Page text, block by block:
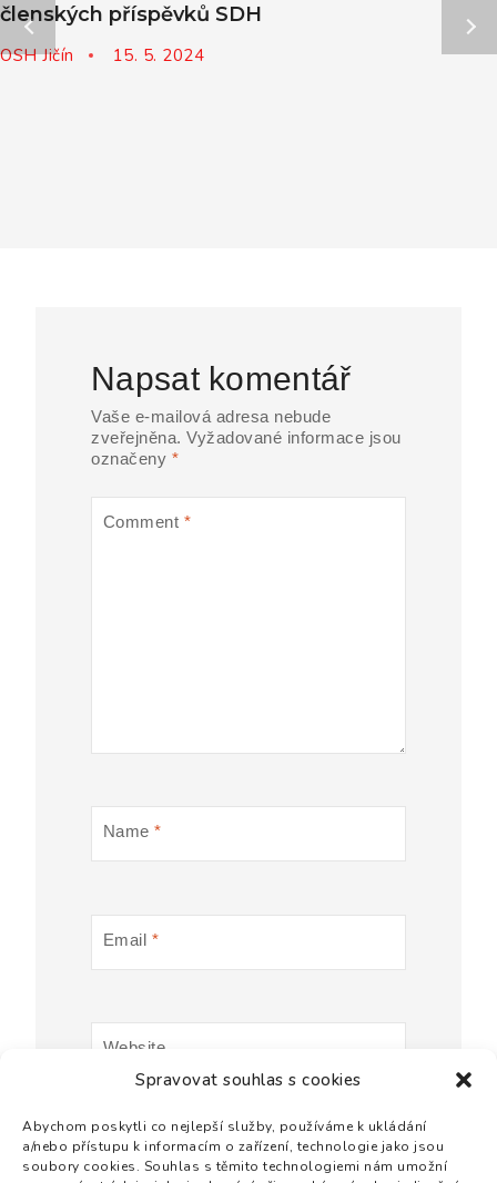
Spravovat souhlas s cookies
Abychom poskytli co nejlepší služby, používáme k ukládání
a/nebo přístupu k informacím o zařízení, technologie jako jsou
soubory cookies. Souhlas s těmito technologiemi nám umožní
členských příspěvků SDH
OSH Jičín 15. 5. 2024
Napsat komentář
Vaše e-mailová adresa nebude
zveřejněna. Vyžadované informace jsou
označeny *
Comment *
Name *
Email *
Website